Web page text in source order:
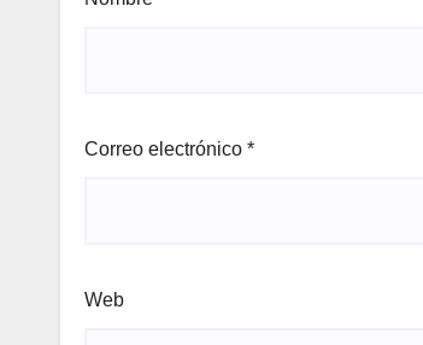
Correo electrónico *
Web